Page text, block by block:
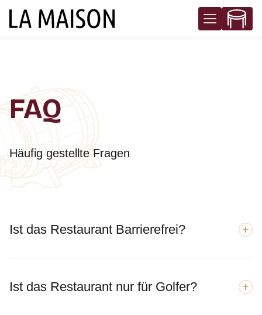
FAQ
Häufig gestellte Fragen
Ist das Restaurant Barrierefrei?
Ist das Restaurant nur für Golfer?